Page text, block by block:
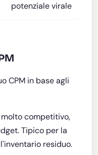
potenziale virale
CPM in base agli
molto competitivo,
Tipico per la
residuo.